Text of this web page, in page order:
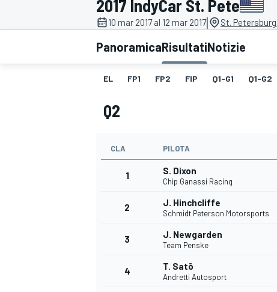
MOTOGP WEC
WRC
2017 IndyCar St. Pete
10 mar 2017 al 12 mar 2017| St.
PanoramicaRisultatiNotizie
EL FP1 FP2 FIP Q1-G1 Q1-G2
Q2
CLA PILOTA
1 S. Dixon
Chip Ganassi Racing
2 J. Hinchcliffe
Schmidt Peterson Motorsports
3 J. Newgarden
Team Penske
4 T. Satō
Andretti Autosport